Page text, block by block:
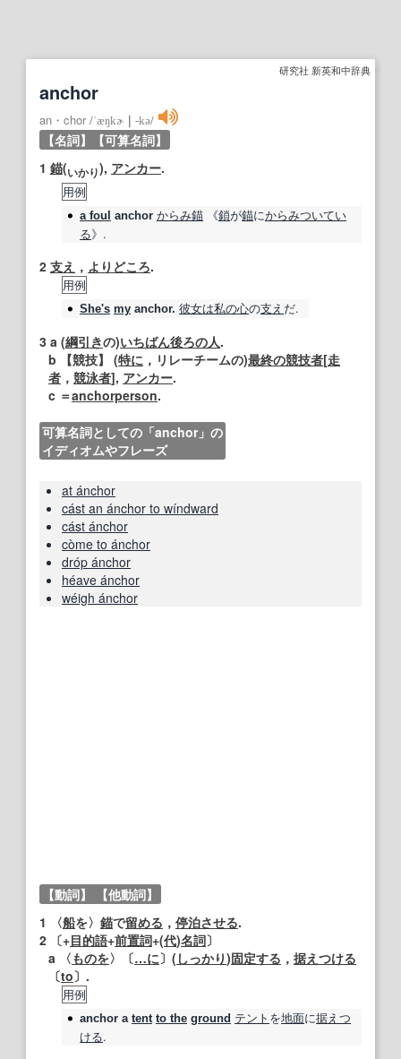
研究社 新英和中辞典
anchor
an・chor /ˈæŋkɚ ‐kə/
【名詞】
【可算名詞】
1 錨(いかり), アンカー.
用例
a foul anchor からみ錨 《鎖が錨にからみついてい
る》.
2 支え ， よりどころ.
用例
She's my anchor. 彼女は私の心の支え だ.
3 a (綱引きの)いちばん後ろの人.
b
【競技】 (特に ，リレーチームの)最終の競技者[走
者 ， 競泳者], アンカー.
c ＝anchorperson.
可算名詞としての「anchor」の
イディオムやフレーズ
at ánchor
cást an ánchor to wíndward
cást ánchor
còme to ánchor
dróp ánchor
héave ánchor
wéigh ánchor
【動詞】
【他動詞】
1 〈船を〉 錨で留める ， 停泊させる.
2 〔+目的語+前置詞+(代)名詞〕
a 〈ものを〉〔…に〕( しっかり)固定する ， 据えつける
〔to〕.
用例
anchor a tent to the ground テント を地面に据えつ
ける.